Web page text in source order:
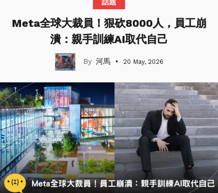
話題
Meta全球大裁員！狠砍8000人，員工崩
潰：親手訓練AI取代自己
河馬 20 May, 2026